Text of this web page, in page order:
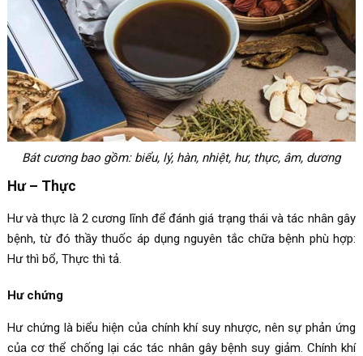
Bát cương bao gồm: biểu, lý, hàn, nhiệt, hư, thực, âm, dương
Hư – Thực
Hư và thực là 2 cương lĩnh để đánh giá trạng thái và tác nhân gây
bệnh, từ đó thầy thuốc áp dụng nguyên tắc chữa bệnh phù hợp:
Hư thì bổ, Thực thì tả.
Hư chứng
Hư chứng là biểu hiện của chính khí suy nhược, nên sự phản ứng
của cơ thể chống lại các tác nhân gây bệnh suy giảm. Chính khí